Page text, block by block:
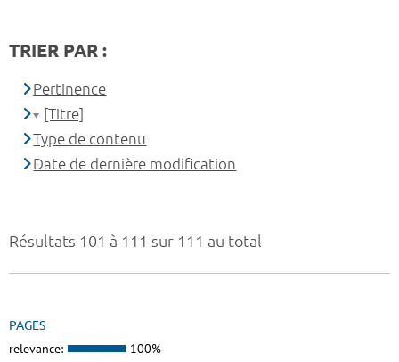
Résultats 101 à 111 sur 111 au total
PAGES
relevance: 100%
TRIER PAR :
Pertinence
[Titre]
Type de contenu
Date de dernière modification